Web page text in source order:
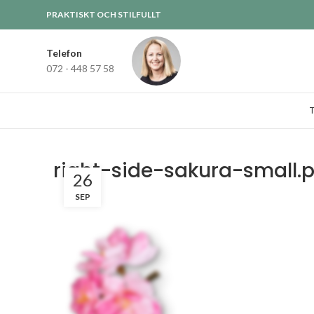
PRAKTISKT OCH STILFULLT
Telefon
072 - 448 57 58
right-side-sakura-
26
SEP